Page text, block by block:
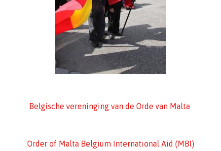
Belgische vereninging van de Orde van Malta
Order of Malta Belgium International Aid (MBI)